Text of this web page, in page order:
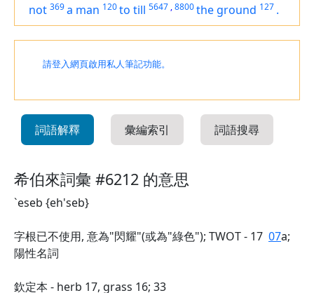
not 369a man 120to till 5647 ,8800the ground 127 .
請登入網頁啟用私人筆記功能。
詞語解釋 彙編索引 詞語搜尋
希伯來詞彙 #6212 的意思
`eseb {eh'seb}
字根已不使用, 意為"閃耀"(或為"綠色"); TWOT - 17 07a;
陽性名詞
欽定本 - herb 17, grass 16; 33